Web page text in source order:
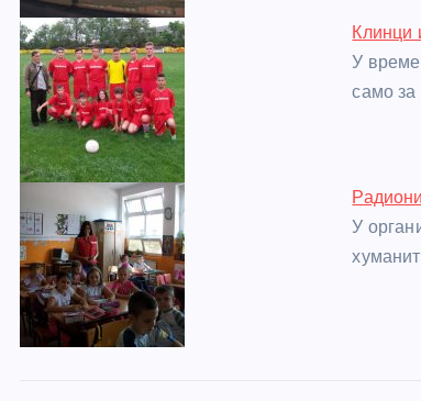
Клинци
У време
само за
У